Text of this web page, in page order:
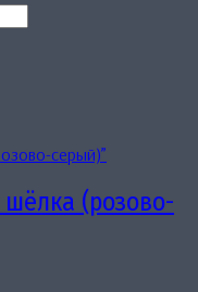
(розово-